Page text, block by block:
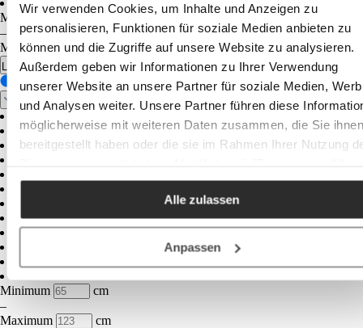
Wir verwenden Cookies, um Inhalte und Anzeigen zu
personalisieren, Funktionen für soziale Medien anbieten zu
können und die Zugriffe auf unsere Website zu analysieren.
Außerdem geben wir Informationen zu Ihrer Verwendung
unserer Website an unsere Partner für soziale Medien,
und Analysen weiter. Unsere Partner führen diese
möglicherweise mit weiteren Daten zusammen, die Sie ihnen
bereitgestellt haben oder die sie im Rahmen Ihrer Nutzung
akzeptieren / etc.]“ erteilen Sie Ihre Einwilligung auch in die
Weitergabe über Ihr Verhalten in unserem Shop an unseren
Partner, die shopware AG (Ebbinghoff 10, 48624
Deutschland), die diese Daten Ihnen nicht persönlich
Produktverbesserungen, Marktverhaltensanalysen)
darf.
Alle zulassen
Anpassen
Minimum
cm
–
Maximum
cm
Largeur
Minimum
cm
–
Maximum
cm